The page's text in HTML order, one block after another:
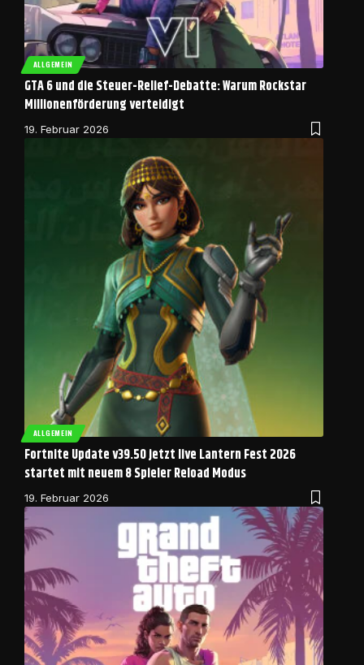
ALLGEMEIN
GTA 6 und die Steuer-Relief-Debatte: Warum Rockstar
Millionenförderung verteidigt
19. Februar 2026
ALLGEMEIN
Fortnite Update v39.50 jetzt live Lantern Fest 2026
startet mit neuem 8 Spieler Reload Modus
19. Februar 2026